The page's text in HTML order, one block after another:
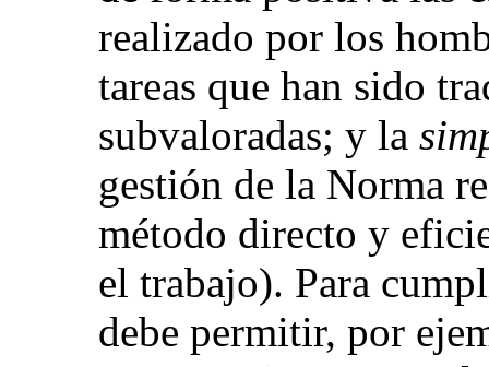
realizado por los
tareas que han sido
subvaloradas; y la
gestión de la Norma
método directo y
el trabajo). Para
debe permitir, por